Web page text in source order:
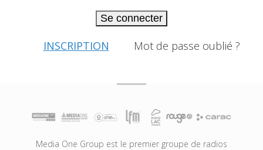
Se connecter
INSCRIPTION Mot de passe oublié ?
Media One Group est le premier groupe de radios